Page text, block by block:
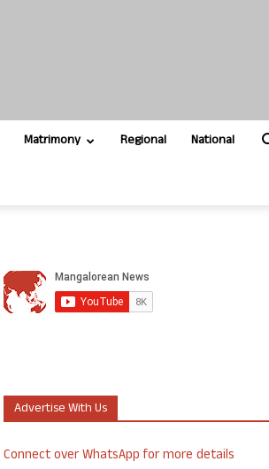
Matrimony Regional National
Advertise With Us
Connect over WhatsApp for more details